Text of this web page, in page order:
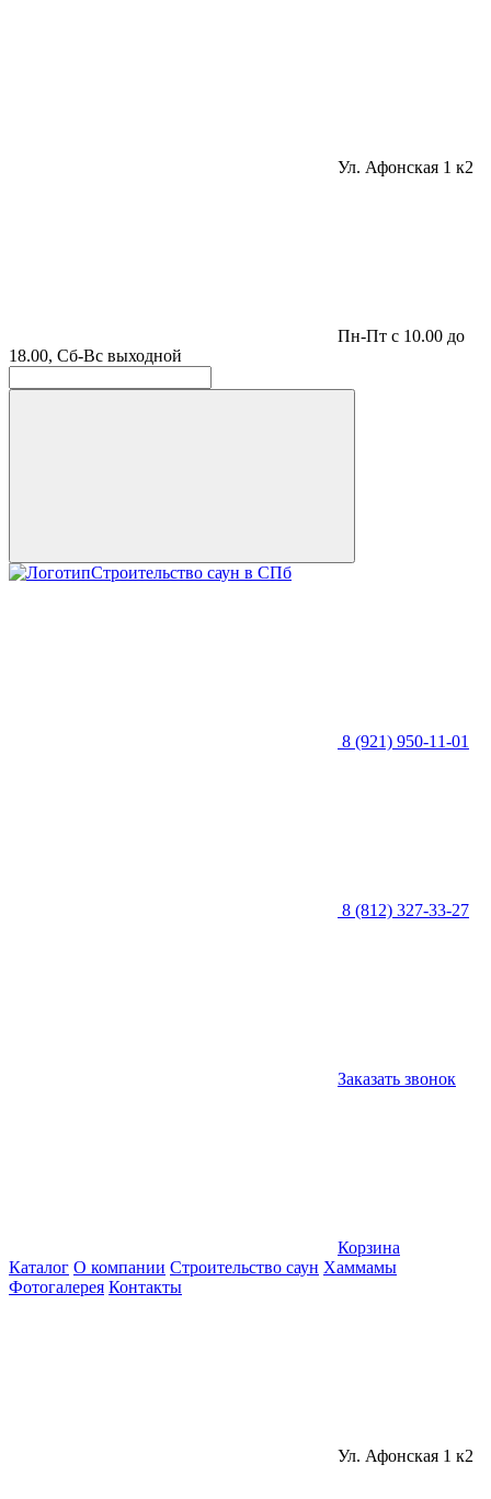
Ул. Афонская 1 к2
Пн-Пт с 10.00 до
18.00, Сб-Вс выходной
Строительство саун в СПб
8 (921) 950-11-01
8 (812) 327-33-27
Заказать звонок
Корзина
Каталог О компании Строительство саун Хаммамы
Фотогалерея Контакты
Ул. Афонская 1 к2